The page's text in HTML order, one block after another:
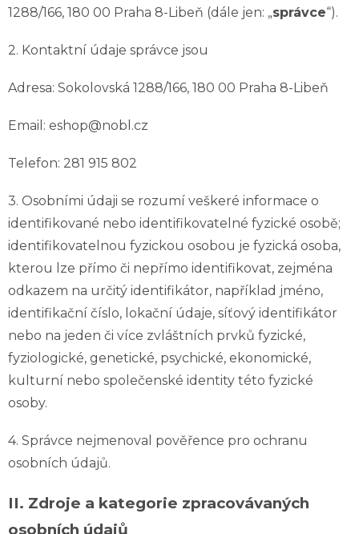
1288/166, 180 00 Praha 8-Libeň (dále jen: „správce“).
2. Kontaktní údaje správce jsou
Adresa: Sokolovská 1288/166, 180 00 Praha 8-Libeň
Email: eshop@nobl.cz
Telefon: 281 915 802
3. Osobními údaji se rozumí veškeré informace o
identifikované nebo identifikovatelné fyzické osobě;
identifikovatelnou fyzickou osobou je fyzická osoba,
kterou lze přímo či nepřímo identifikovat, zejména
odkazem na určitý identifikátor, například jméno,
identifikační číslo, lokační údaje, síťový identifikátor
nebo na jeden či více zvláštních prvků fyzické,
fyziologické, genetické, psychické, ekonomické,
kulturní nebo společenské identity této fyzické
osoby.
4. Správce nejmenoval pověřence pro ochranu
osobních údajů.
II. Zdroje a kategorie zpracovávaných
osobních údajů